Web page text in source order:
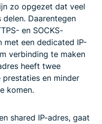
zo opgezet dat veel
Daarentegen
en SOCKS-
met een dedicated IP-
verbinding te maken
heeft twee
en minder
komen.
shared IP-adres, gaat